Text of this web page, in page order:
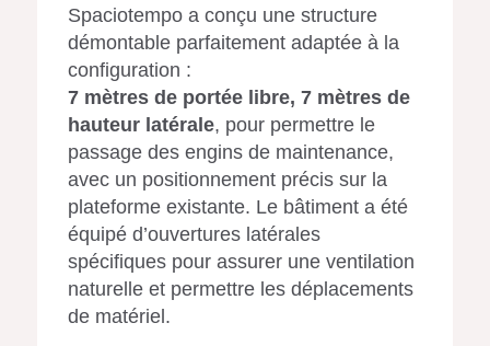
Spaciotempo a conçu une structure
démontable parfaitement adaptée à la
configuration :
7 mètres de portée libre, 7 mètres de
hauteur latérale, pour permettre le
passage des engins de maintenance,
avec un positionnement précis sur la
plateforme existante. Le bâtiment a été
équipé d’ouvertures latérales
spécifiques pour assurer une ventilation
naturelle et permettre les déplacements
de matériel.